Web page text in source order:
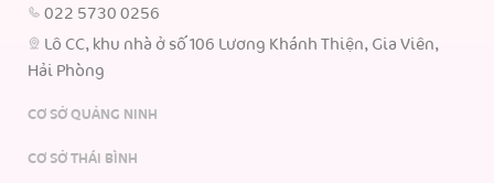
022 5730 0256
Lô CC, khu nhà ở số 106 Lương Khánh Thiện, Gia Viên,
Hải Phòng
CƠ SỞ QUẢNG NINH
CƠ SỞ THÁI BÌNH